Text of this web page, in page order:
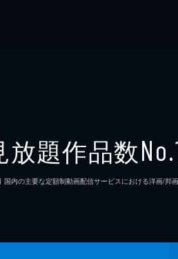
放題作品数
内の主要な定額制動画配信サービスにおける洋画/